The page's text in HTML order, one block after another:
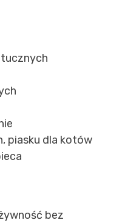
piasku dla kotów
bez